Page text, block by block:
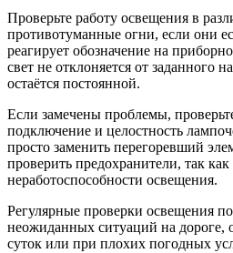
Проверьте работу освещения в
противотуманные огни, если они
реагирует обозначение на
свет не отклоняется от заданного
остаётся постоянной.
Если замечены проблемы,
подключение и целостность
просто заменить перегоревший
проверить предохранители, так
неработоспособности освещения.
Регулярные проверки освещения
неожиданных ситуаций на дороге,
суток или при плохих погодных